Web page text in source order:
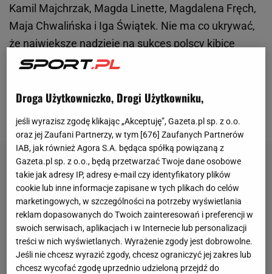
Kamil Majchrzak, Magda Linette, Magdalena Fręch,
Maja Chwalińska i Iga Świątek. Nie ma co ukrywać,
że największe nadzieje na sukces polscy kibice
wiążą z tą ostatnią zawodniczką. Trzecia rakieta
sięgała po wielkoszlemowe trofeum w stolicy
Droga Użytkowniczko, Drogi Użytkowniku,
jeśli wyrazisz zgodę klikając „Akceptuję”, Gazeta.pl sp. z o.o.
oraz jej Zaufani Partnerzy, w tym [676] Zaufanych Partnerów
IAB, jak również Agora S.A. będąca spółką powiązaną z
Gazeta.pl sp. z o.o., będą przetwarzać Twoje dane osobowe
takie jak adresy IP, adresy e-mail czy identyfikatory plików
cookie lub inne informacje zapisane w tych plikach do celów
marketingowych, w szczególności na potrzeby wyświetlania
reklam dopasowanych do Twoich zainteresowań i preferencji w
swoich serwisach, aplikacjach i w Internecie lub personalizacji
treści w nich wyświetlanych. Wyrażenie zgody jest dobrowolne.
Jeśli nie chcesz wyrazić zgody, chcesz ograniczyć jej zakres lub
chcesz wycofać zgodę uprzednio udzieloną przejdź do